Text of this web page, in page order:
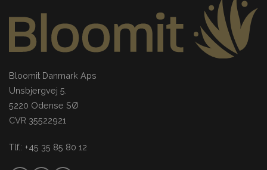
Bloomit Danmark Aps
Unsbjergvej 5.
5220 Odense SØ
CVR 35522921
Tlf.: +45 35 85 80 12